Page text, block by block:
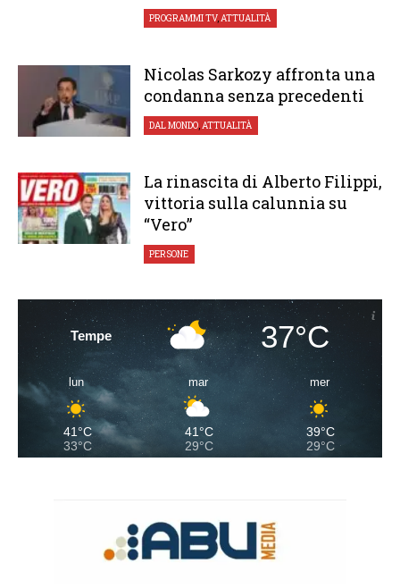
PROGRAMMI TV,ATTUALITÀ
Nicolas Sarkozy affronta una
condanna senza precedenti
DAL MONDO,ATTUALITÀ
La rinascita di Alberto Filippi,
vittoria sulla calunnia su
“Vero”
PERSONE
Tempe 37°C
lun
41°C
33°C
mar
41°C
29°C
mer
39°C
29°C